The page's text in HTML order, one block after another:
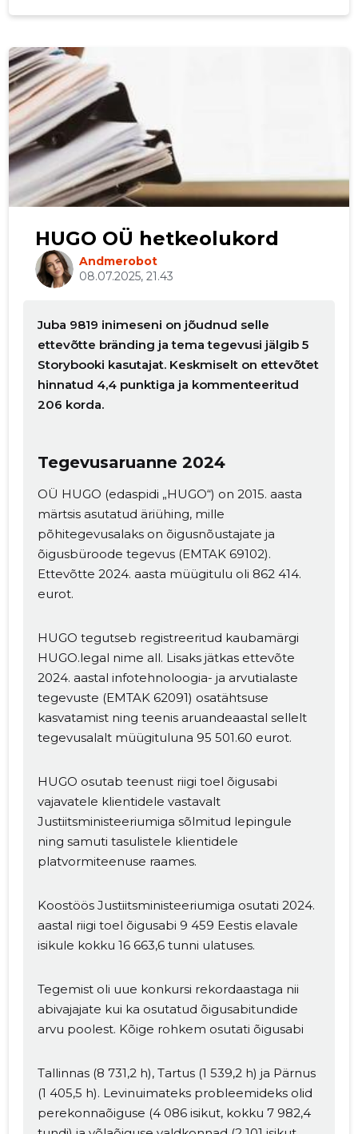
HUGO OÜ hetkeolukord
Andmerobot
08.07.2025, 21.43
Juba 9819 inimeseni on jõudnud selle
ettevõtte bränding ja tema tegevusi jälgib 5
Storybooki kasutajat. Keskmiselt on ettevõtet
hinnatud 4,4 punktiga ja kommenteeritud
206 korda.
Tegevusaruanne 2024
OÜ HUGO (edaspidi „HUGO“) on 2015. aasta
märtsis asutatud äriühing, mille
põhitegevusalaks on õigusnõustajate ja
õigusbüroode tegevus (EMTAK 69102).
Ettevõtte 2024. aasta müügitulu oli 862 414.
eurot.
HUGO tegutseb registreeritud kaubamärgi
HUGO.legal nime all. Lisaks jätkas ettevõte
2024. aastal infotehnoloogia- ja arvutialaste
tegevuste (EMTAK 62091) osatähtsuse
kasvatamist ning teenis aruandeaastal sellelt
tegevusalalt müügituluna 95 501.60 eurot.
HUGO osutab teenust riigi toel õigusabi
vajavatele klientidele vastavalt
Justiitsministeeriumiga sõlmitud lepingule
ning samuti tasulistele klientidele
platvormiteenuse raames.
Koostöös Justiitsministeeriumiga osutati 2024.
aastal riigi toel õigusabi 9 459 Eestis elavale
isikule kokku 16 663,6 tunni ulatuses.
Tegemist oli uue konkursi rekordaastaga nii
abivajajate kui ka osutatud õigusabitundide
arvu poolest. Kõige rohkem osutati õigusabi
Tallinnas (8 731,2 h), Tartus (1 539,2 h) ja Pärnus
(1 405,5 h). Levinuimateks probleemideks olid
perekonnaõiguse (4 086 isikut, kokku 7 982,4